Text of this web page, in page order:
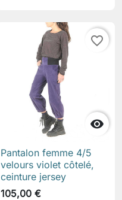

favorite_border
Pantalon femme 4/5
velours violet côtelé,
ceinture jersey
105,00 €